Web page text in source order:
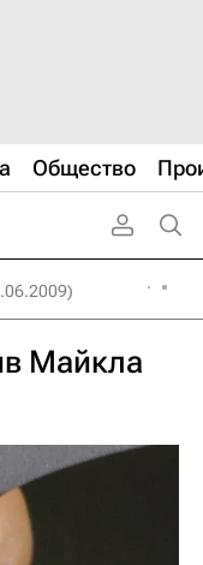
Общество
Майкла